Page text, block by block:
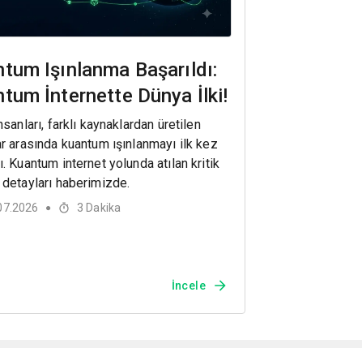
Işınlanma Başarıldı:
İnternette Dünya İlki!
farklı kaynaklardan üretilen
arasında kuantum ışınlanmayı ilk kez
Kuantum internet yolunda atılan kritik
detayları haberimizde.
● 3 Dakika
İncele